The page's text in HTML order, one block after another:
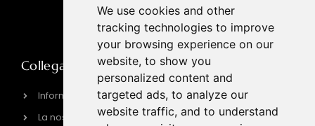
We use cookies and other
tracking technologies to improve
your browsing experience on our
website, to show you
personalized content and
targeted ads, to analyze our
website traffic, and to understand
induzione
Collegamento rapido
Informazioni su HPOTT
La nostra fabbrica
Informazioni sui
contatti
sales@hpott.com